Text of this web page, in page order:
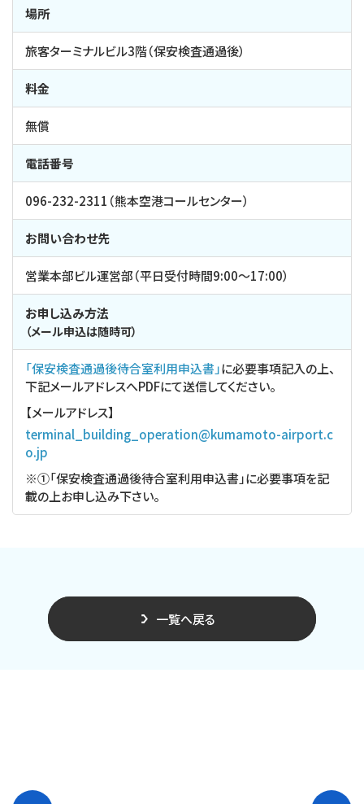
場所
旅客ターミナルビル3階（保安検査通過後）
料金
無償
電話番号
096-232-2311（熊本空港コールセンター）
お問い合わせ先
営業本部ビル運営部（平日受付時間9:00～17:00）
お申し込み方法
（メール申込は随時可）
「保安検査通過後待合室利用申込書」に必要事項記入の上、
下記メールアドレスへPDFにて送信してください。
【メールアドレス】
terminal_building_operation@kumamoto-airport.c
o.jp
※①「保安検査通過後待合室利用申込書」に必要事項を記
載の上お申し込み下さい。
一覧へ戻る